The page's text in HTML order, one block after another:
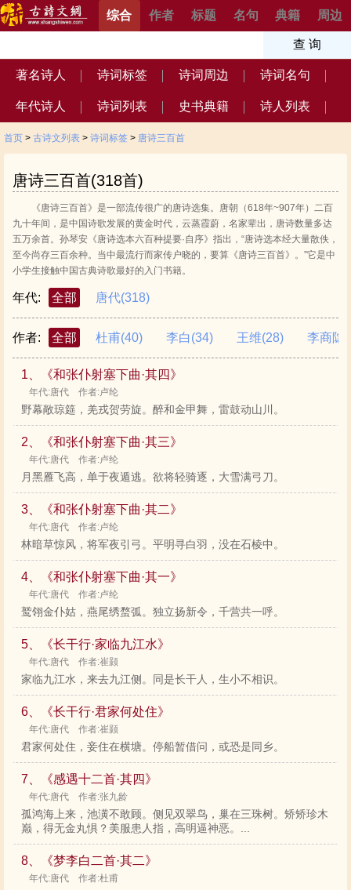
周边
典籍
名句
标题
作者
综合
著名诗人 诗词标签 诗词周边 诗词名句
年代诗人 诗词列表 史书典籍 诗人列表
首页 > 古诗文列表 > 诗词标签 > 唐诗三百首
唐诗三百首(318首)
《唐诗三百首》是一部流传很广的唐诗选集。唐朝（618年~907年）二百
九十年间，是中国诗歌发展的黄金时代，云蒸霞蔚，名家辈出，唐诗数量多达
五万余首。孙琴安《唐诗选本六百种提要·自序》指出，“唐诗选本经大量散佚，
至今尚存三百余种。当中最流行而家传户晓的，要算《唐诗三百首》。”它是中
小学生接触中国古典诗歌最好的入门书籍。
年代: 全部 唐代(318)
作者: 全部 杜甫(40) 李白(34) 王维(28) 李商隐
1、《和张仆射塞下曲·其四》
年代:唐代 作者:卢纶
野幕敞琼筵，羌戎贺劳旋。醉和金甲舞，雷鼓动山川。
2、《和张仆射塞下曲·其三》
年代:唐代 作者:卢纶
月黑雁飞高，单于夜遁逃。欲将轻骑逐，大雪满弓刀。
3、《和张仆射塞下曲·其二》
年代:唐代 作者:卢纶
林暗草惊风，将军夜引弓。平明寻白羽，没在石棱中。
4、《和张仆射塞下曲·其一》
年代:唐代 作者:卢纶
鹫翎金仆姑，燕尾绣蝥弧。独立扬新令，千营共一呼。
5、《长干行·家临九江水》
年代:唐代 作者:崔颢
家临九江水，来去九江侧。同是长干人，生小不相识。
6、《长干行·君家何处住》
年代:唐代 作者:崔颢
君家何处住，妾住在横塘。停船暂借问，或恐是同乡。
7、《感遇十二首·其四》
年代:唐代 作者:张九龄
孤鸿海上来，池潢不敢顾。侧见双翠鸟，巢在三珠树。矫矫珍木
巅，得无金丸惧？美服患人指，高明逼神恶。...
8、《梦李白二首·其二》
年代:唐代 作者:杜甫